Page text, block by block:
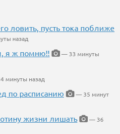
ловить, пусть тока поближе
назад
я ж помню!!
— 33 минуты
минуты назад
по расписанию
— 35 минут
жизни лишать
— 36